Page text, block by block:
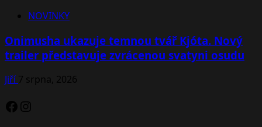
NOVINKY
Onimusha ukazuje temnou tvář Kjóta. Nový
trailer představuje zvrácenou svatyni osudu
Jiří7 srpna, 2026
Facebook
Instagram